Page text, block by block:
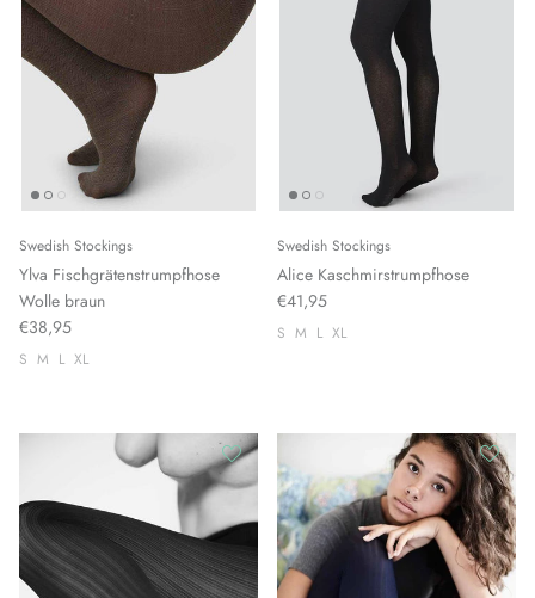
Swedish Stockings
Ylva Fischgrätenstrumpfhose
Wolle braun
€38,95
S M L XL
Swedish Stockings
Alice Kaschmirstrumpfhose
€41,95
S M L XL